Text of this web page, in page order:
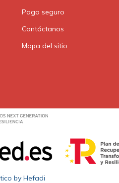
Pago seguro
Contáctanos
Mapa del sitio
by Hefadi